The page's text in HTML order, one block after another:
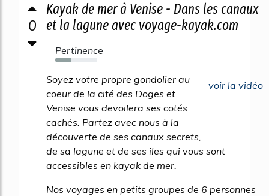
0
Kayak de mer à Venise - Dans les canaux
et la lagune avec voyage-kayak.com
Pertinence
39%
voir la vidéo
Soyez votre propre gondolier au
coeur de la cité des Doges et
Venise vous devoilera ses cotés
cachés. Partez avec nous à la
découverte de ses canaux secrets,
de sa lagune et de ses iles qui vous sont
accessibles en kayak de mer.
Nos voyages en petits groupes de 6 personnes